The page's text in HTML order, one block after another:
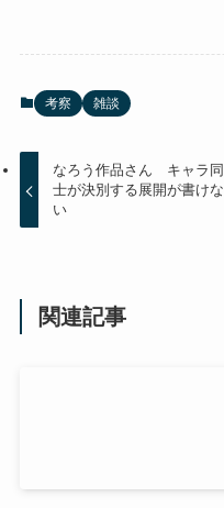
考察 雑談
なろう作品さん キャラ同
士が決別する展開が書けな
い
関連記事